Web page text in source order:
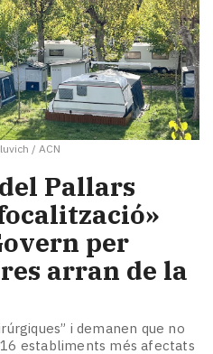
/ ACN
Pallars
per
arran de la
i demanen que no
establiments més afectats